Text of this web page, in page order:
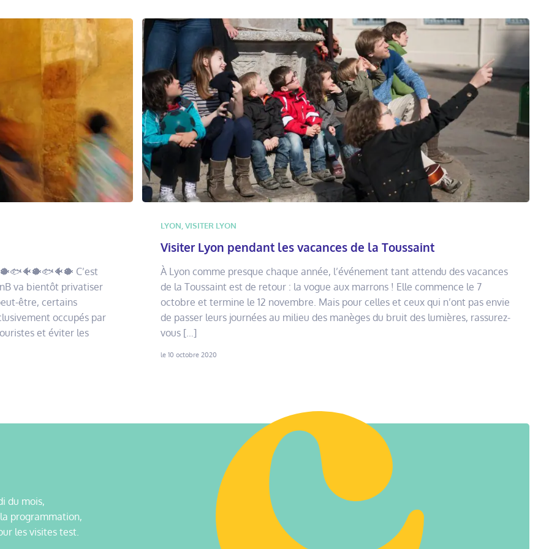
C’est
va bientôt privatiser
être, certains
occupés par
et éviter les
LYON VISITER LYON
Visiter Lyon pendant les vacances de la Toussaint
À Lyon comme presque chaque année, l’événement tant attendu des vacances
de la Toussaint est de retour : la vogue aux marrons ! Elle commence le 7
octobre et termine le 12 novembre. Mais pour celles et ceux qui n’ont pas envie
de passer leurs journées au milieu des manèges du bruit des lumières, rassurez-
vous […]
le 10 octobre 2020
du mois,
programmation,
les visites test.